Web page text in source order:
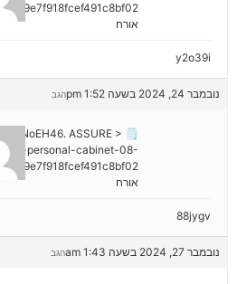
📈
אורח
y2o39i
נובמבר 24, 2024 בשעה 1:52 pm הגב
NoEH46. ASSURE >
personal-cabinet-08-
🗒
אורח
88jygv
נובמבר 27, 2024 בשעה 1:43 am הגב